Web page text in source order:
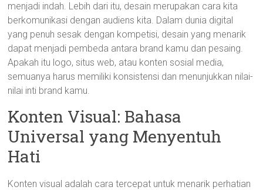
menjadi indah. Lebih dari itu, desain merupakan cara kita
berkomunikasi dengan audiens kita. Dalam dunia digital
yang penuh sesak dengan kompetisi, desain yang menarik
dapat menjadi pembeda antara brand kamu dan pesaing.
Apakah itu logo, situs web, atau konten sosial media,
semuanya harus memiliki konsistensi dan menunjukkan nilai-
nilai inti brand kamu.
Konten Visual: Bahasa
Universal yang Menyentuh
Hati
Konten visual adalah cara tercepat untuk menarik perhatian